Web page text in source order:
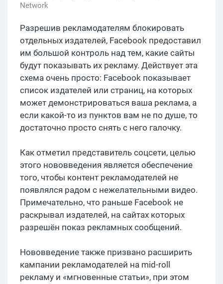
Network
Разрешив рекламодателям блокировать
отдельных издателей, Facebook предоставил
им большой контроль над тем, какие сайты
будут показывать их рекламу. Действует эта
схема очень просто: Facebook показывает
список издателей или страниц, на которых
может демонстрироваться ваша реклама, а
если какой-то из пунктов вам не по душе, то
достаточно просто снять с него галочку.
Как отметил представитель соцсети, целью
этого нововведения является обеспечение
того, чтобы контент рекламодателей не
появлялся радом с нежелательными видео.
Примечательно, что раньше Facebook не
раскрывал издателей, на сайтах которых
разрешён показ рекламных сообщений.
Нововведение также призвано расширить
кампании рекламодателей на mid-roll
рекламу и «мгновенные статьи», при этом